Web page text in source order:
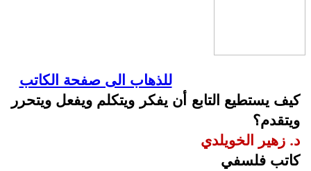
للذهاب الى صفحة الكاتب
كيف يستطيع التابع أن يفكر ويتكلم ويفعل ويتحرر
ويتقدم؟
د. زهير الخويلدي
كاتب فلسفي